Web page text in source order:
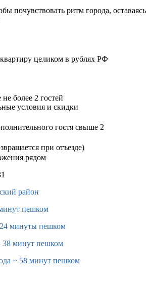
почувствовать ритм города, оставаясь
целиком в рублях РФ
более 2 гостей
условия и скидки
гостя свыше 2
при отъезде)
рядом
район
пешком
минуты пешком
38 минут пешком
~ 58 минут пешком